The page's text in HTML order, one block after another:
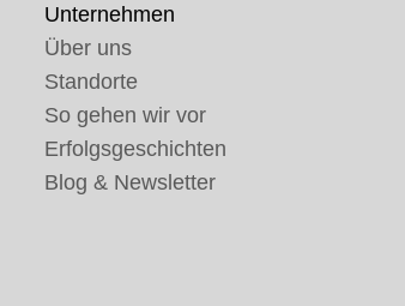
Unternehmen
Über uns
Standorte
So gehen wir vor
Erfolgsgeschichten
Blog & Newsletter